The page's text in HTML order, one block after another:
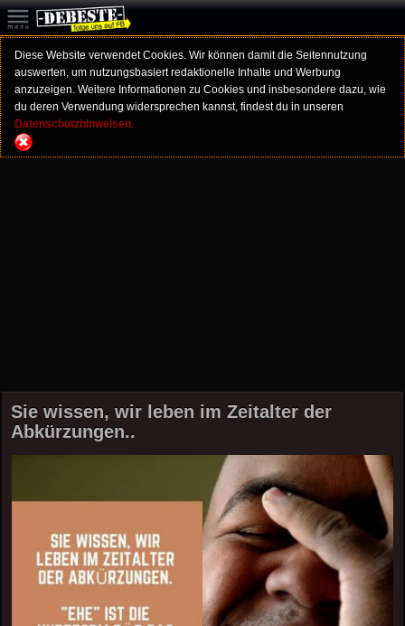
Diese Website verwendet Cookies. Wir können damit die Seitennutzung
auswerten, um nutzungsbasiert redaktionelle Inhalte und Werbung
anzuzeigen. Weitere Informationen zu Cookies und insbesondere dazu, wie
du deren Verwendung widersprechen kannst, findest du in unseren
Datenschutzhinweisen.
Sie wissen, wir leben im Zeitalter der
Abkürzungen..